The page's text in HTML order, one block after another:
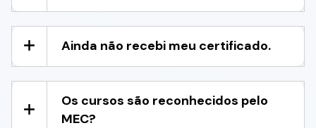
Ainda não recebi meu certificado.
Os cursos são reconhecidos pelo
MEC?